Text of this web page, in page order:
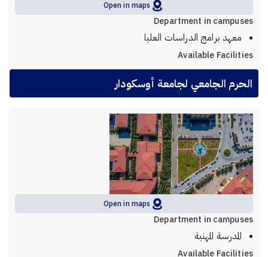
Open in maps
Department in campuses
معهد برامج الدراسات العليا
Available Facilities
الحرم الجامعي لجامعة أوسكودار
Open in maps
Department in campuses
المدرسة المهنية
Available Facilities